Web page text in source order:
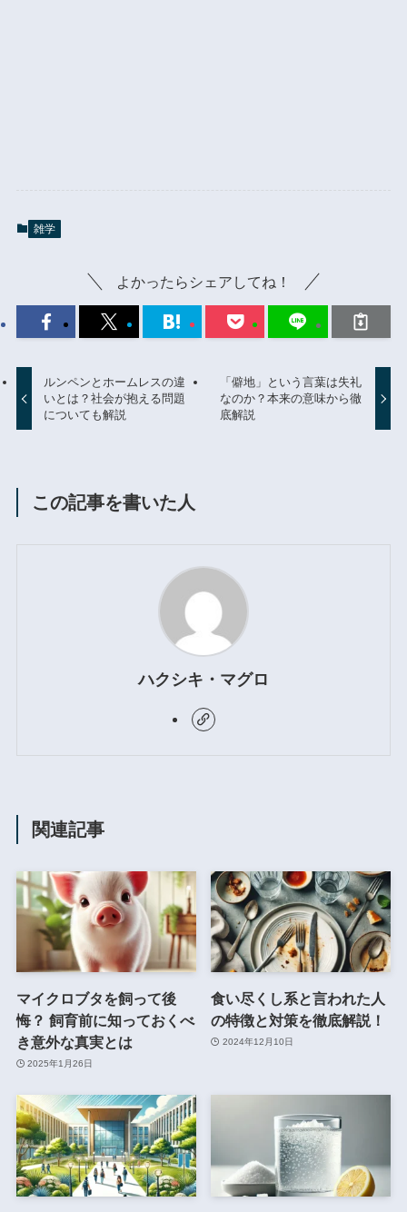
雑学
よかったらシェアしてね！
ルンペンとホームレスの違
いとは？社会が抱える問題
についても解説
「僻地」という言葉は失礼
なのか？本来の意味から徹
底解説
この記事を書いた人
ハクシキ・マグロ
関連記事
マイクロブタを飼って後
悔？ 飼育前に知っておくべ
き意外な真実とは
2025年1月26日
食い尽くし系と言われた人
の特徴と対策を徹底解説！
2024年12月10日